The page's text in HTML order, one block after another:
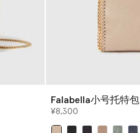
Falabella小号托特包
¥8,300